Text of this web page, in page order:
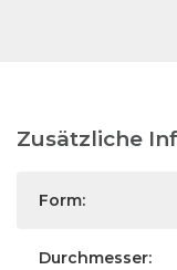
Zusätzliche
Form:
Durchmesser: